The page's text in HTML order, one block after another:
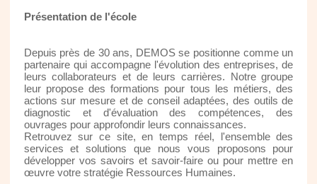
Présentation de l'école
Depuis près de 30 ans, DEMOS se positionne comme un
partenaire qui accompagne l'évolution des entreprises, de
leurs collaborateurs et de leurs carrières. Notre groupe
leur propose des formations pour tous les métiers, des
actions sur mesure et de conseil adaptées, des outils de
diagnostic et d'évaluation des compétences, des
ouvrages pour approfondir leurs connaissances.
Retrouvez sur ce site, en temps réel, l'ensemble des
services et solutions que nous vous proposons pour
développer vos savoirs et savoir-faire ou pour mettre en
œuvre votre stratégie Ressources Humaines.